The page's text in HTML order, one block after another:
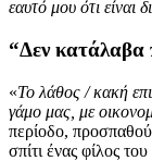
εαυτό μου ότι είναι
“Δεν κατάλαβα
«Το λάθος / κακή
γάμο μας, με
περίοδο,
σπίτι ένας φίλος